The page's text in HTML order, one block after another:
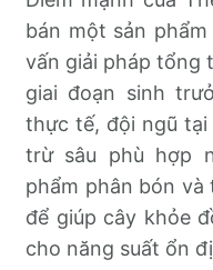
bán một sản
vấn giải pháp tổng
giai đoạn sinh
thực tế, đội ngũ
trừ sâu phù hợp
phẩm phân bón
để giúp cây khỏe
cho năng suất ổn